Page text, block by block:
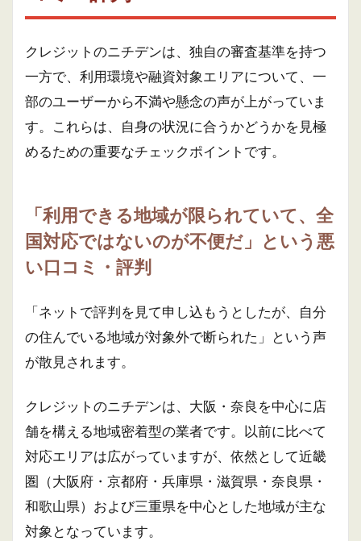
クレジットのニチデンは、独自の審査基準を持つ
一方で、利用環境や融資対象エリアについて、一
部のユーザーから不満や懸念の声が上がっていま
す。これらは、自身の状況に合うかどうかを見極
めるための重要なチェックポイントです。
「利用できる地域が限られていて、全
国対応ではないのが不便だ」という悪
い口コミ・評判
「ネットで評判を見て申し込もうとしたが、自分
の住んでいる地域が対象外で断られた」という声
が散見されます。
クレジットのニチデンは、大阪・奈良を中心に店
舗を構える地域密着型の業者です。以前に比べて
対応エリアは広がっていますが、依然として近畿
圏（大阪府・京都府・兵庫県・滋賀県・奈良県・
和歌山県）および三重県を中心とした地域が主な
対象となっています。